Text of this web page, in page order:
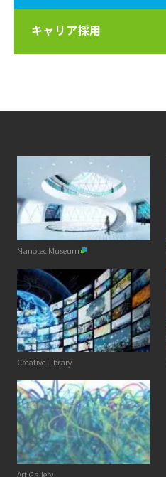
キャリア採用
別タブで開く
Nanotec Museum
Creative Library
Art Gallery